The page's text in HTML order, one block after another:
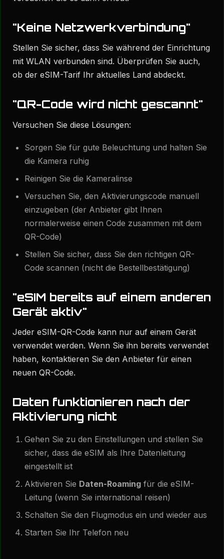
"Keine Netzwerkverbindung"
Stellen Sie sicher, dass Sie während der Einrichtung
mit WLAN verbunden sind. Überprüfen Sie auch,
ob der eSIM-Tarif Ihr aktuelles Land abdeckt.
"QR-Code wird nicht gescannt"
Versuchen Sie diese Lösungen:
Sorgen Sie für gute Beleuchtung und halten Sie
die Kamera ruhig
Reinigen Sie die Kameralinse
Versuchen Sie, den Aktivierungscode manuell
einzugeben (der Anbieter gibt Ihnen
normalerweise einen Code zusammen mit dem
QR-Code)
Stellen Sie sicher, dass Sie den richtigen QR-
Code scannen (nicht die Bestellbestätigung)
"eSIM bereits auf einem anderen
Gerät aktiv"
Jeder eSIM-QR-Code kann nur auf einem Gerät
verwendet werden. Wenn Sie ihn bereits verwendet
haben, kontaktieren Sie den Anbieter für einen
neuen QR-Code.
Daten funktionieren nach der
Aktivierung nicht
Gehen Sie zu den Einstellungen und stellen Sie
sicher, dass die eSIM als Ihre Datenleitung
eingestellt ist
Aktivieren Sie Daten-Roaming für die eSIM-
Leitung (wenn Sie international reisen)
Schalten Sie den Flugmodus ein und wieder aus
Starten Sie Ihr Telefon neu